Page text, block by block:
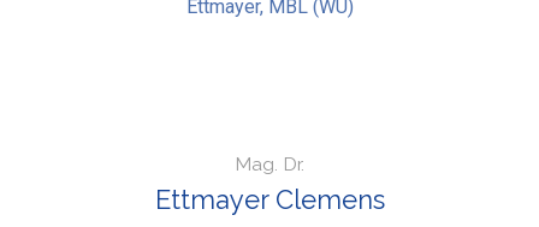
Mag. Dr.
Ettmayer Clemens